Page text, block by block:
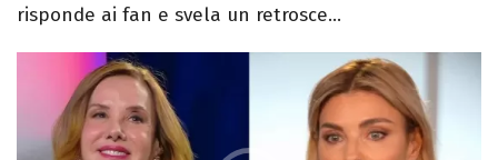
risponde ai fan e svela un retrosce...